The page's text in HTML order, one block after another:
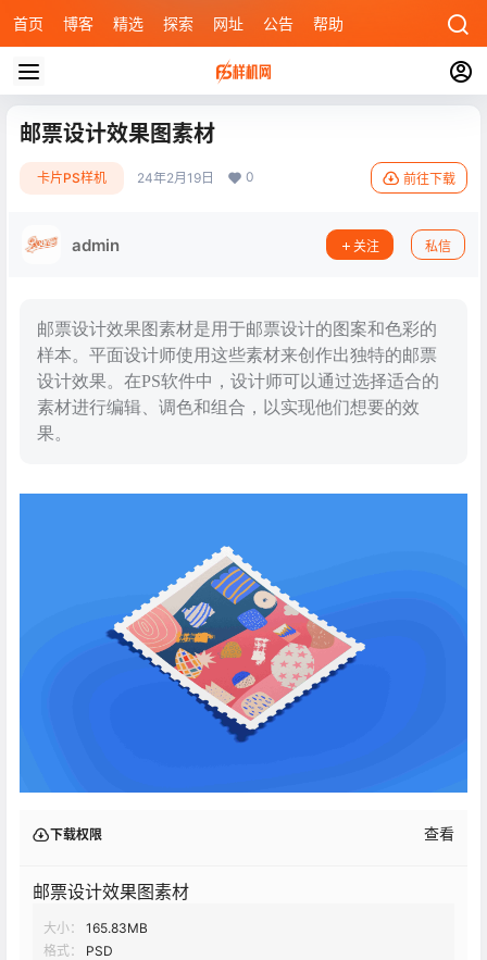
首页 博客 精选 探索 网址 公告 帮助
邮票设计效果图素材
卡片PS样机 24年2月19日 0 前往下载
admin 关注 私信
邮票设计效果图素材是用于邮票设计的图案和色彩的
样本。平面设计师使用这些素材来创作出独特的邮票
设计效果。在PS软件中，设计师可以通过选择适合的
素材进行编辑、调色和组合，以实现他们想要的效
果。
下载权限 查看
邮票设计效果图素材
大小：
165.83MB
格式：
PSD